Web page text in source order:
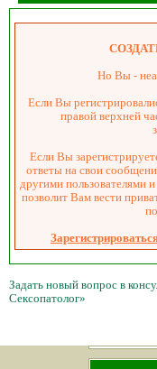
Но Вы -
Если Вы
правой верхней
Если Вы
ответы на свои
другими пользователями
позволит Вам вести
Задать новый вопрос в
Сексопатолог»